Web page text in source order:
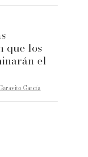
que los
el
García